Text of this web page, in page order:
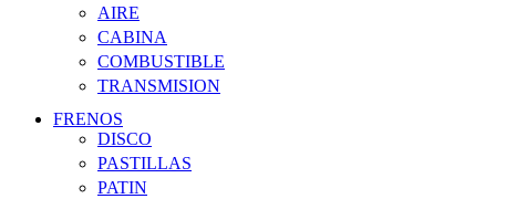
AIRE
CABINA
COMBUSTIBLE
TRANSMISION
FRENOS
DISCO
PASTILLAS
PATIN